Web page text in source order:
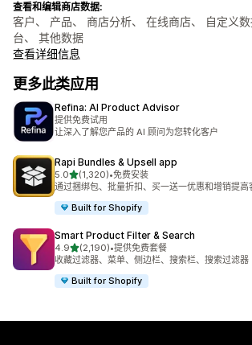
查看和编辑商店数据:
客户、 产品、 商店分析、 在线商店、 自定义
台、 其他数据
查看详细信息
更多此类应用
Refina: AI Product Advisor
提供免费试用
让深入了解您产品的 AI 顾问为您转化客户
Rapi Bundles & Upsell app
5.0星（满分 5 星）
(1,320)
总共 1320 条评论
•免费安装
通过捆绑包、批量折扣、买一送一优惠和增销提高
Built for Shopify
Smart Product Filter & Search
4.9星（满分 5 星）
(2,190)
总共 2190 条评论
•提供免费套餐
收藏过滤器、菜单、侧边栏、搜索栏、搜索过滤器
Built for Shopify